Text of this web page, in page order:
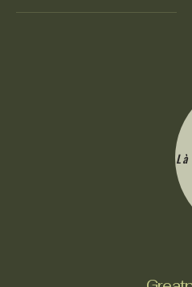
Étincelle de topaze